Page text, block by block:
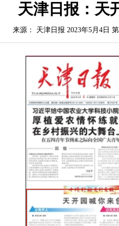
天津日报：天
来源： 天津日报 2023年5月4日